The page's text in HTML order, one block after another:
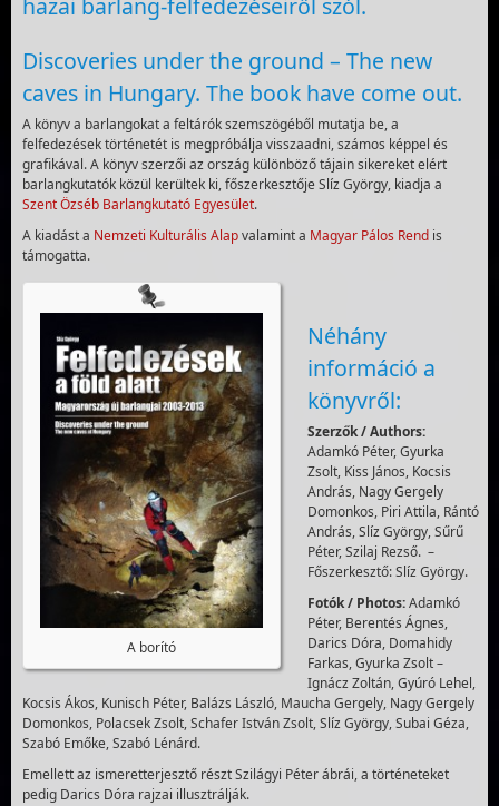
hazai barlang-felfedezéseiről szól.
Discoveries under the ground – The new
caves in Hungary. The book have come out.
A könyv a barlangokat a feltárók szemszögéből mutatja be, a
felfedezések történetét is megpróbálja visszaadni, számos képpel és
grafikával. A könyv szerzői az ország különböző tájain sikereket elért
barlangkutatók közül kerültek ki, főszerkesztője Slíz György, kiadja a
Szent Özséb Barlangkutató Egyesület.
A kiadást a Nemzeti Kulturális Alapvalamint a Magyar Pálos Rend is
támogatta.
A borító
Néhány
információ a
könyvről:
Szerzők / Authors:
Adamkó Péter, Gyurka
Zsolt, Kiss János, Kocsis
András, Nagy Gergely
Domonkos, Piri Attila, Rántó
András, Slíz György, Sűrű
Péter, Szilaj Rezső. –
Főszerkesztő: Slíz György.
Fotók / Photos:Adamkó
Péter, Berentés Ágnes,
Darics Dóra, Domahidy
Farkas, Gyurka Zsolt –
Ignácz Zoltán, Gyúró Lehel,
Kocsis Ákos, Kunisch Péter, Balázs László, Maucha Gergely, Nagy Gergely
Domonkos, Polacsek Zsolt, Schafer István Zsolt, Slíz György, Subai Géza,
Szabó Emőke, Szabó Lénárd.
Emellett az ismeretterjesztő részt Szilágyi Péter ábrái, a történeteket
pedig Darics Dóra rajzai illusztrálják.